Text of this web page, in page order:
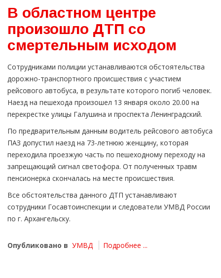
В областном центре
произошло ДТП со
смертельным исходом
Сотрудниками полиции устанавливаются обстоятельства
дорожно-транспортного происшествия с участием
рейсового автобуса, в результате которого погиб человек.
Наезд на пешехода произошел 13 января около 20.00 на
перекрестке улицы Галушина и проспекта Ленинградский.
По предварительным данным водитель рейсового автобуса
ПАЗ допустил наезд на 73-летнюю женщину, которая
переходила проезжую часть по пешеходному переходу на
запрещающий сигнал светофора. От полученных травм
пенсионерка скончалась на месте происшествия.
Все обстоятельства данного ДТП устанавливают
сотрудники Госавтоинспекции и следователи УМВД России
по г. Архангельску.
Опубликовано в УМВД Подробнее ...